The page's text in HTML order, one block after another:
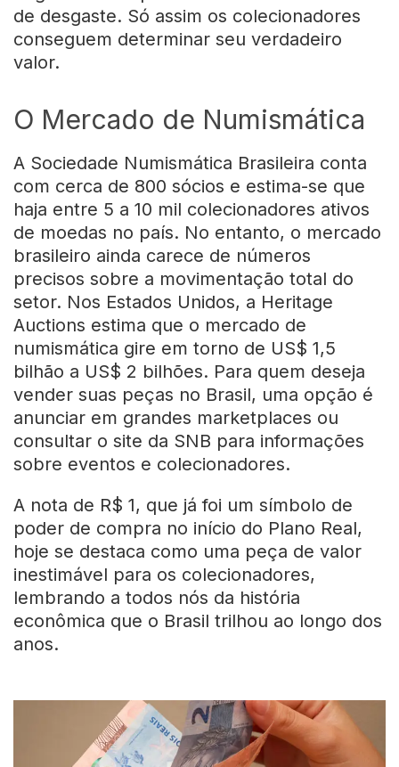
de desgaste. Só assim os colecionadores
conseguem determinar seu verdadeiro
valor.
O Mercado de Numismática
A Sociedade Numismática Brasileira conta
com cerca de 800 sócios e estima-se que
haja entre 5 a 10 mil colecionadores ativos
de moedas no país. No entanto, o mercado
brasileiro ainda carece de números
precisos sobre a movimentação total do
setor. Nos Estados Unidos, a Heritage
Auctions estima que o mercado de
numismática gire em torno de US$ 1,5
bilhão a US$ 2 bilhões. Para quem deseja
vender suas peças no Brasil, uma opção é
anunciar em grandes marketplaces ou
consultar o site da SNB para informações
sobre eventos e colecionadores.
A nota de R$ 1, que já foi um símbolo de
poder de compra no início do Plano Real,
hoje se destaca como uma peça de valor
inestimável para os colecionadores,
lembrando a todos nós da história
econômica que o Brasil trilhou ao longo dos
anos.